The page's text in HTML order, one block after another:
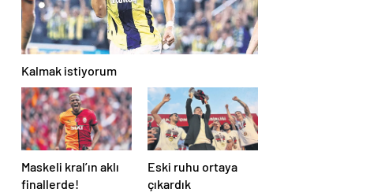
Kalmak istiyorum
Maskeli kral’ın aklı
finallerde!
Eski ruhu ortaya
çıkardık